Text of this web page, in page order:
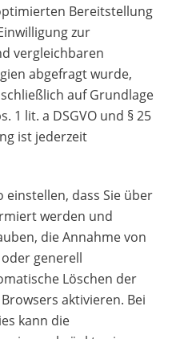
Bereitstellung
zur
vergleichbaren
abgefragt wurde,
auf Grundlage
1 lit. a DSGVO und § 25
ist jederzeit
einstellen, dass Sie über
werden und
die Annahme von
generell
Löschen der
aktivieren. Bei
kann die